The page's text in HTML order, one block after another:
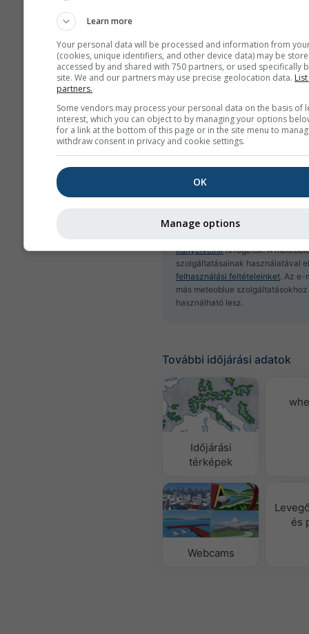
Iratkozz fel a hírlevélre
Az e-mail-címét nem adjuk át
irányelveinkis rögzítik. A
szolgáltatásainak használatával
felhasználási feltételeinket . Az
más meteoblue szolgáltatásokhoz
használható lesz.
További időjárási adatok
Időjárási
térképek
Webcams
és
Learn more
Your personal data will be processed and information from
(cookies, unique identifiers, and other device data) may be
accessed by and shared with 750 partners, or used specifically
site. We and our partners may use precise geolocation data.
partners.
Some vendors may process your personal data on the basis of
interest, which you can object to by managing your options
for a link at the bottom of this page or in the site menu to
withdraw consent in privacy and cookie settings.
OK
Manage options